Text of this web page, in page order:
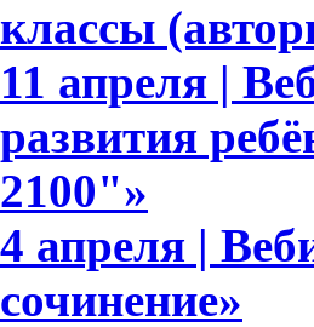
классы
11 апреля |
развития
2100"»
4 апреля |
сочинение»